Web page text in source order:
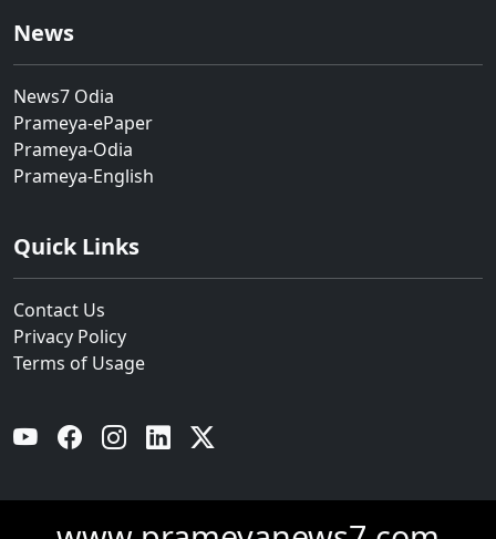
News
News7 Odia
Prameya-ePaper
Prameya-Odia
Prameya-English
Quick Links
Contact Us
Privacy Policy
Terms of Usage
YouTube Facebook Instagram Linkedin